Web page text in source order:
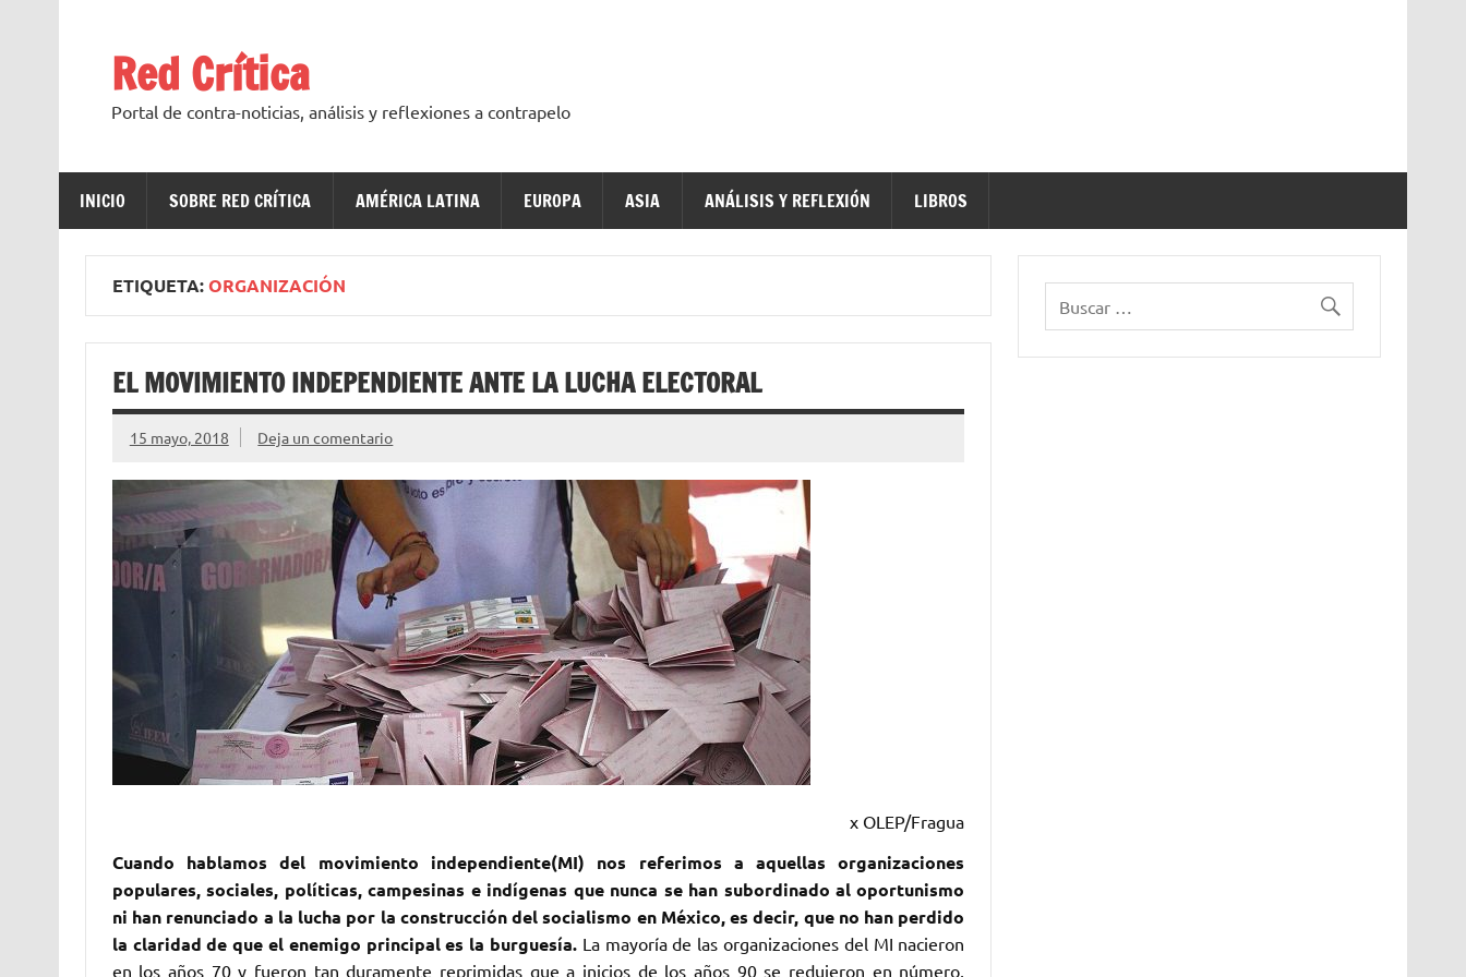
Red Crítica
Portal de contra-noticias, análisis y reflexiones a contrapelo
INICIO SOBRE RED CRÍTICA AMÉRICA LATINA EUROPA ASIA ANÁLISIS Y REFLEXIÓN LIBROS
ETIQUETA:ORGANIZACIÓN
EL MOVIMIENTO INDEPENDIENTE ANTE LA LUCHA ELECTORAL
15 mayo, 2018 Deja un comentario
x OLEP/Fragua
Cuando hablamos del movimiento independiente(MI) nos referimos a aquellas organizaciones
populares, sociales, políticas, campesinas e indígenas que nunca se han subordinado al oportunismo
ni han renunciado a la lucha por la construcción del socialismo en México, es decir, que no han perdido
la claridad de que el enemigo principal es la burguesía. La mayoría de las organizaciones del MI nacieron
en los años 70 y fueron tan duramente reprimidas que a inicios de los años 90 se redujeron en número,